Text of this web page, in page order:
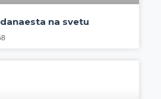
na svetu